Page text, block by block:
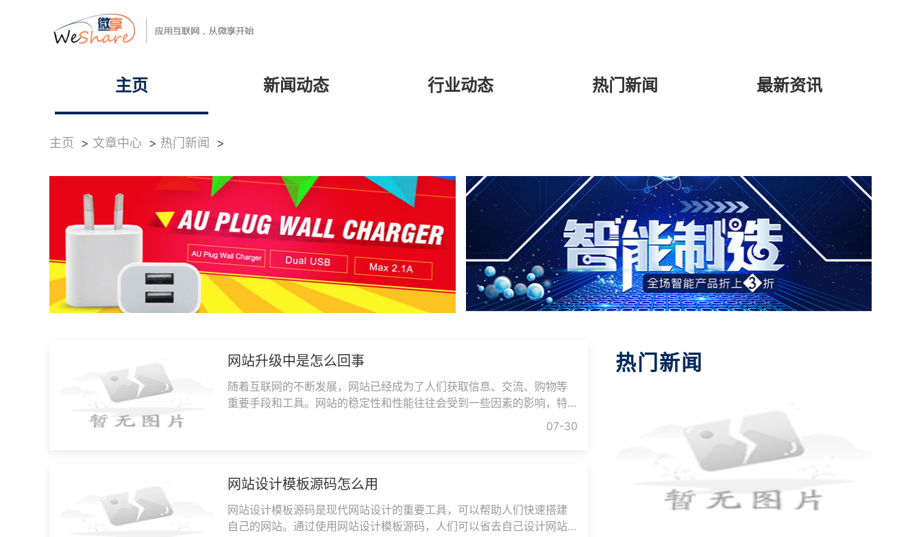
主页 新闻动态 行业动态 热门新闻 最新资讯
主页 > 文章中心 > 热门新闻 >
网站升级中是怎么回事
随着互联网的不断发展，网站已经成为了人们获取信息、交流、购物等
重要手段和工具。网站的稳定性和性能往往会受到一些因素的影响，特
07-30
网站设计模板源码怎么用
网站设计模板源码是现代网站设计的重要工具，可以帮助人们快速搭建
自己的网站。通过使用网站设计模板源码，人们可以省去自己设计网站
热门新闻